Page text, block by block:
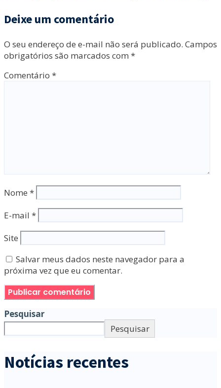
Deixe um comentário
O seu endereço de e-mail não será publicado. Campos
obrigatórios são marcados com *
Comentário *
Nome *
E-mail *
Site
Salvar meus dados neste navegador para a
próxima vez que eu comentar.
Pesquisar
Pesquisar
Notícias recentes